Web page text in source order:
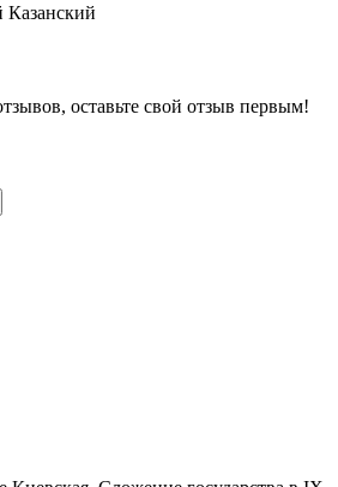
Казанский
оставьте свой отзыв первым!